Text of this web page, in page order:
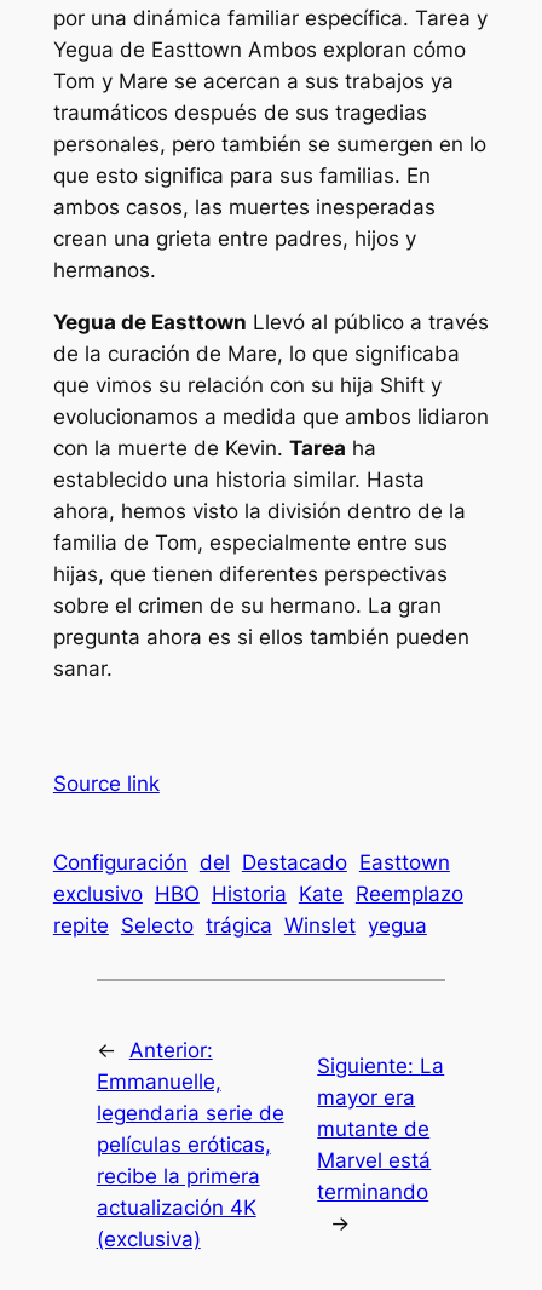
por una dinámica familiar específica. Tarea y
Yegua de Easttown Ambos exploran cómo
Tom y Mare se acercan a sus trabajos ya
traumáticos después de sus tragedias
personales, pero también se sumergen en lo
que esto significa para sus familias. En
ambos casos, las muertes inesperadas
crean una grieta entre padres, hijos y
hermanos.
Yegua de Easttown Llevó al público a través
de la curación de Mare, lo que significaba
que vimos su relación con su hija Shift y
evolucionamos a medida que ambos lidiaron
con la muerte de Kevin. Tarea ha
establecido una historia similar. Hasta
ahora, hemos visto la división dentro de la
familia de Tom, especialmente entre sus
hijas, que tienen diferentes perspectivas
sobre el crimen de su hermano. La gran
pregunta ahora es si ellos también pueden
sanar.
Source link
Configuración del Destacado Easttown
exclusivo HBO Historia Kate Reemplazo
repite Selecto trágica Winslet yegua
← Anterior:
Emmanuelle,
legendaria serie de
películas eróticas,
recibe la primera
actualización 4K
(exclusiva)
Siguiente: La
mayor era
mutante de
Marvel está
terminando
→